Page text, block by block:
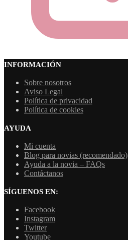
INFORMACIÓN
Sobre nosotros
Aviso Legal
Política de privacidad
Política de cookies
AYUDA
Mi cuenta
Blog para novias (recomendado)
Ayuda a la novia – FAQs
Contáctanos
SÍGUENOS EN:
Facebook
Instagram
Twitter
Youtube